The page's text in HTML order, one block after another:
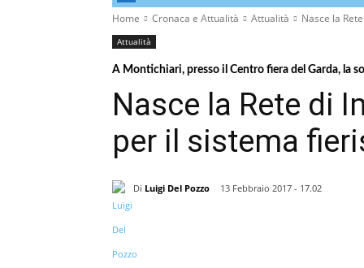
Home Cronaca e Attualità Attualità Nasce la
Attualità
A Montichiari, presso il Centro fiera del Garda, la
Nasce la Rete di
per il sistema
Di Luigi Del Pozzo 13 Febbraio 2017 - 17.02